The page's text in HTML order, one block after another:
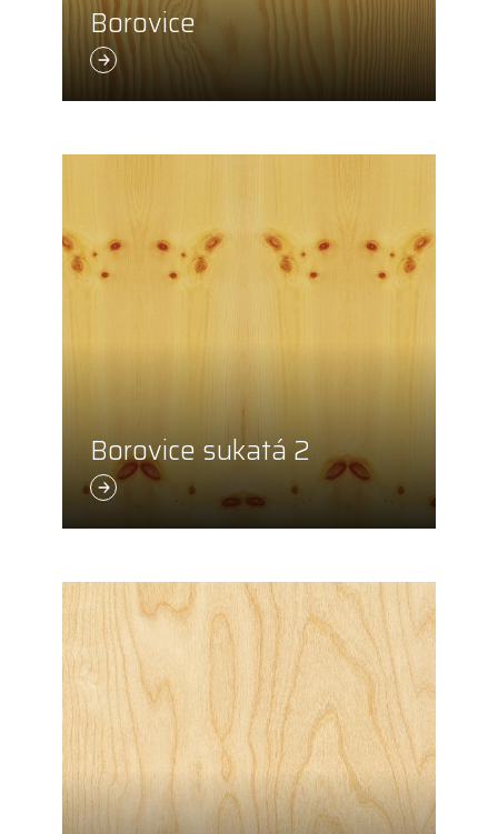
Borovice
Borovice sukatá 2